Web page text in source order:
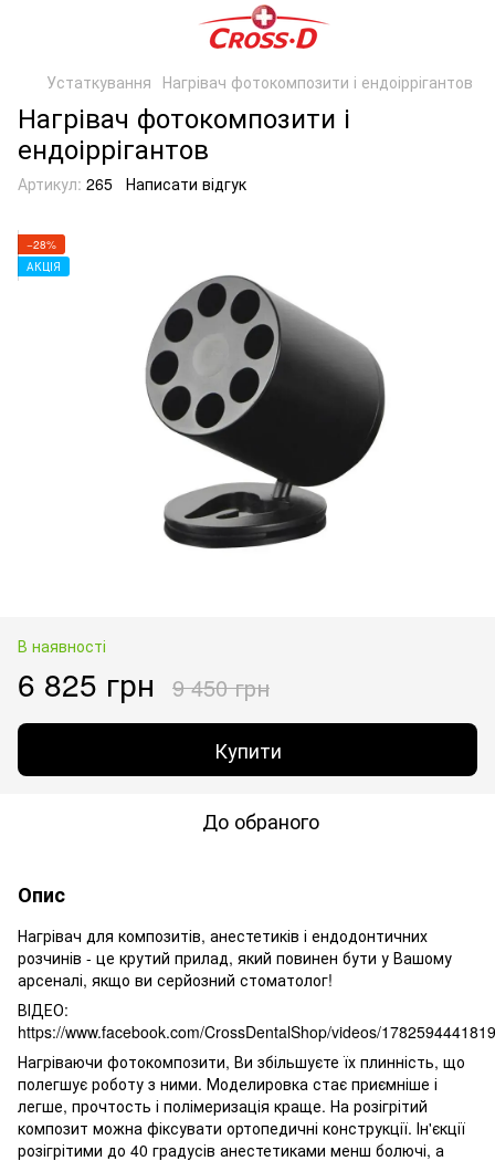
Устаткування Нагрівач фотокомпозити і ендоіррігантов
Нагрівач фотокомпозити і
ендоіррігантов
Артикул: 265 Написати відгук
−28%
АКЦІЯ
В наявності
6 825 грн 9 450 грн
Купити
До обраного
Опис
Нагрівач для композитів, анестетиків і ендодонтичних
розчинів - це крутий прилад, який повинен бути у Вашому
арсеналі, якщо ви серйозний стоматолог!
ВІДЕО:
https://www.facebook.com/CrossDentalShop/videos/
Нагріваючи фотокомпозити, Ви збільшуєте їх плинність, що
полегшує роботу з ними. Моделировка стає приємніше і
легше, прочтость і полімеризація краще. На розігрітий
композит можна фіксувати ортопедичні конструкції. Ін'єкції
розігрітими до 40 градусів анестетиками менш болючі, а